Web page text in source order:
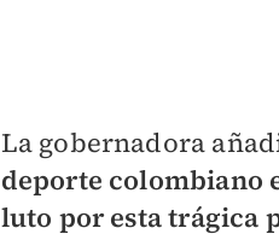
La gobernadora
deporte colombiano
luto por esta trágica